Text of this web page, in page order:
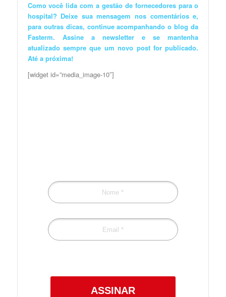
Como você lida com a gestão de fornecedores para o
hospital? Deixe sua mensagem nos comentários e,
para outras dicas, continue acompanhando o blog da
Fasterm. Assine a newsletter e se mantenha
atualizado sempre que um novo post for publicado.
Até a próxima!
[widget id=”media_image-10″]
ASSINAR